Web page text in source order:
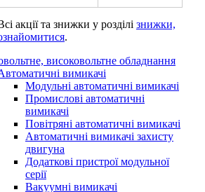
акції та знижки у розділі знижки,
.
високовольтне обладнання
вимикачі
Модульні автоматичні вимикачі
Промислові автоматичні
вимикачі
Повітряні автоматичні вимикачі
Автоматичні вимикачі захисту
двигуна
Додаткові пристрої модульної
серії
Вакуумні вимикачі